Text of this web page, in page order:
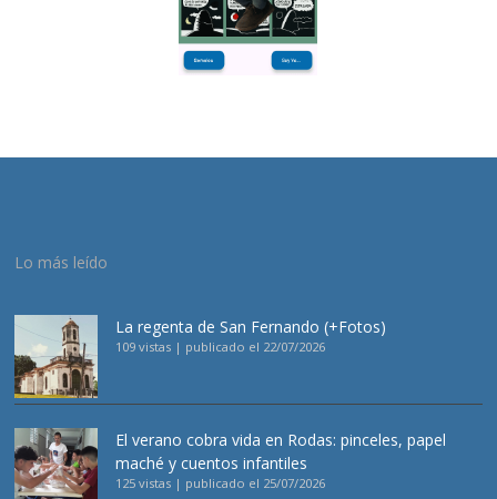
Lo más leído
La regenta de San Fernando (+Fotos)
109 vistas | publicado el 22/07/2026
El verano cobra vida en Rodas: pinceles, papel
maché y cuentos infantiles
125 vistas | publicado el 25/07/2026